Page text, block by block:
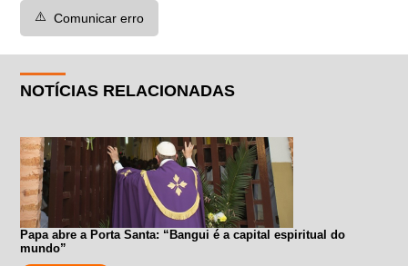
⚠️ Comunicar erro
NOTÍCIAS RELACIONADAS
Papa abre a Porta Santa: “Bangui é a capital espiritual do
mundo”